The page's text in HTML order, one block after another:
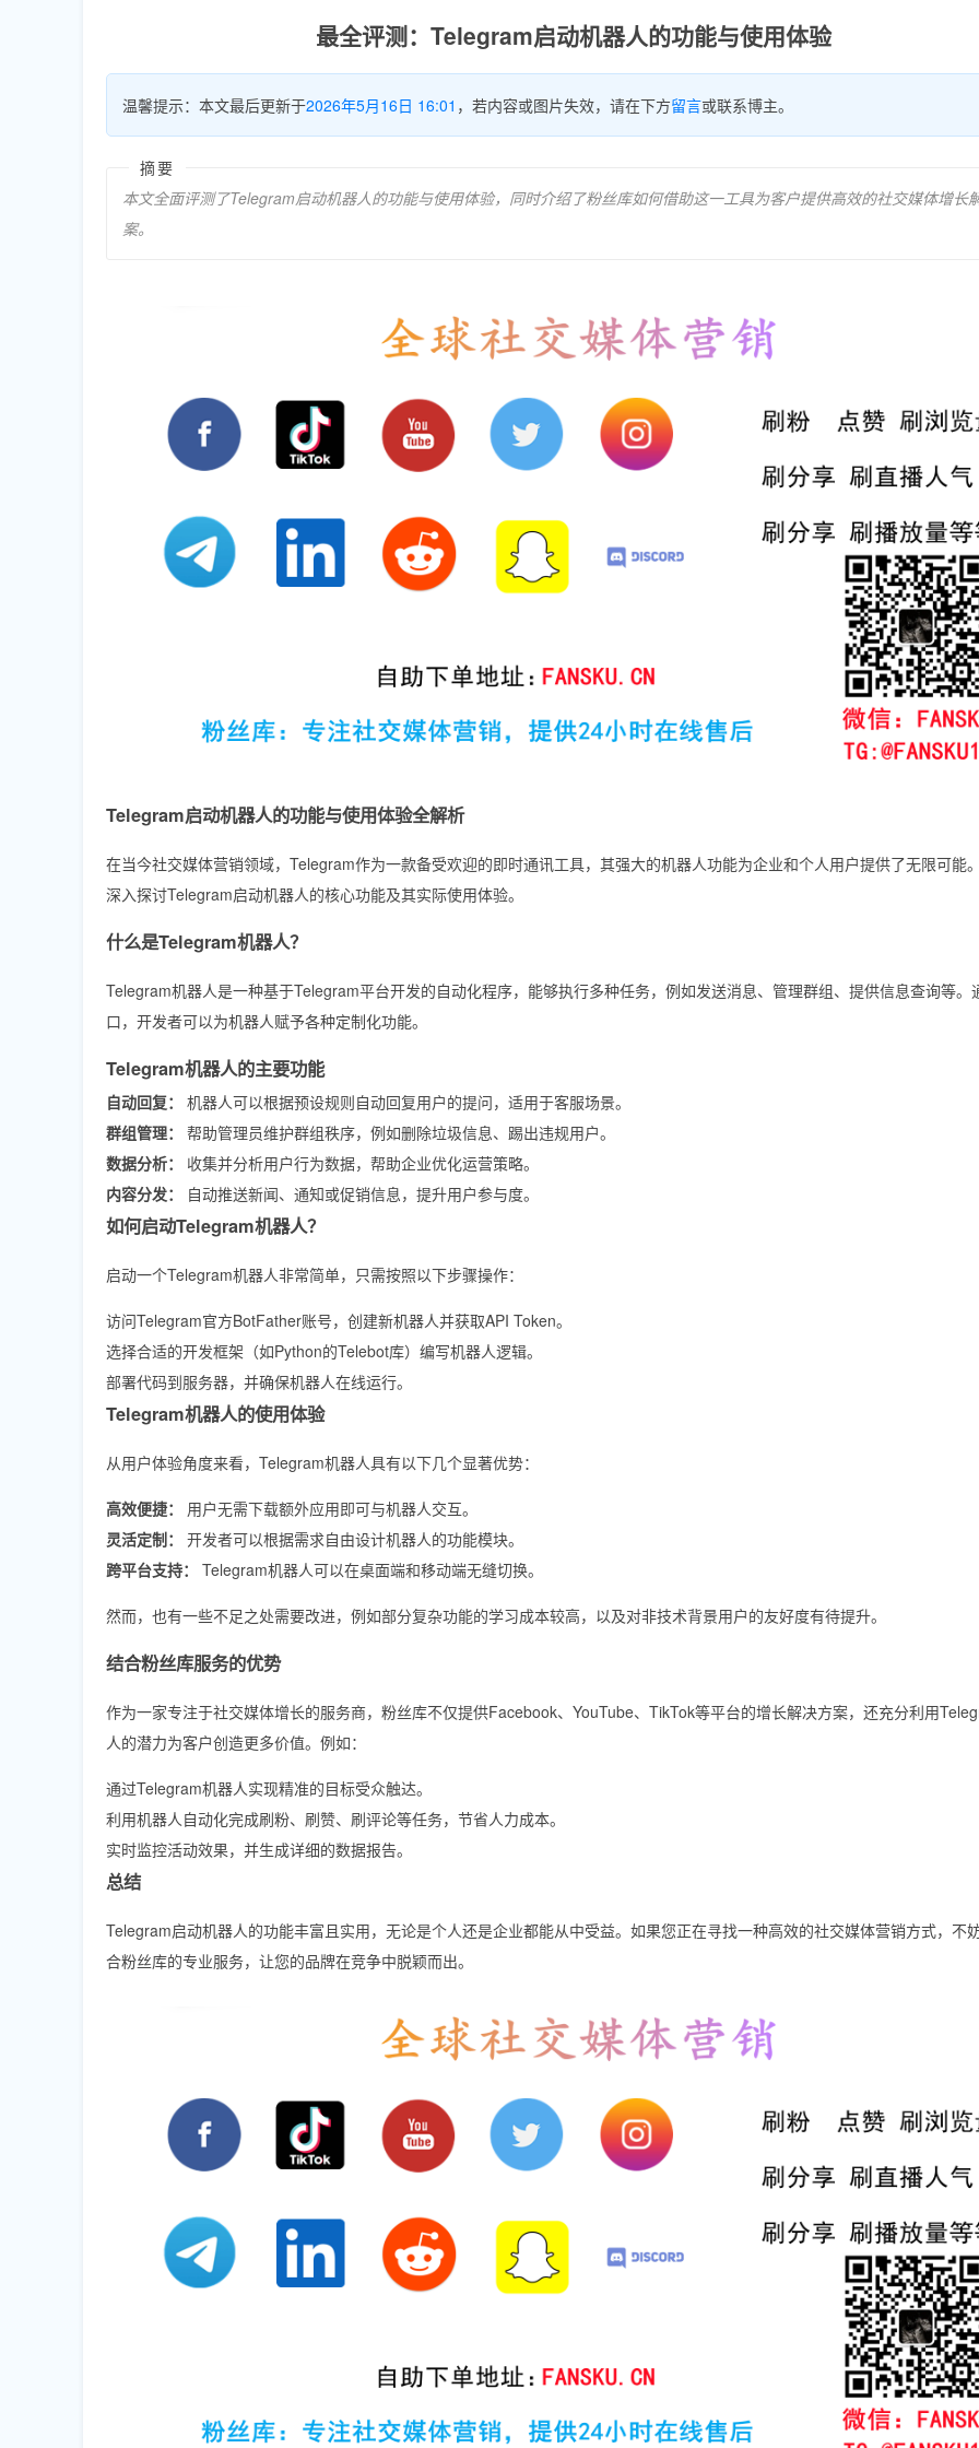
最全评测：Telegram启动机器人的功能与使用体验
温馨提示：本文最后更新于2026年5月16日 16:01 ，若内容或图片失效，请在下方留言或联系博主。
摘要
本文全面评测了Telegram启动机器人的功能与使用体验，同时介绍了粉丝库如何借助这一工具为客户提供高效的社交媒体增长
案。
Telegram启动机器人的功能与使用体验全解析
在当今社交媒体营销领域，Telegram作为一款备受欢迎的即时通讯工具，其强大的机器人功能为企业和个人用户提供了无限可能
深入探讨Telegram启动机器人的核心功能及其实际使用体验。
什么是Telegram机器人？
Telegram机器人是一种基于Telegram平台开发的自动化程序，能够执行多种任务，例如发送消息、管理群组、提供信息查询等。
口，开发者可以为机器人赋予各种定制化功能。
Telegram机器人的主要功能
自动回复：
机器人可以根据预设规则自动回复用户的提问，适用于客服场景。
群组管理：
帮助管理员维护群组秩序，例如删除垃圾信息、踢出违规用户。
数据分析：
收集并分析用户行为数据，帮助企业优化运营策略。
内容分发：
自动推送新闻、通知或促销信息，提升用户参与度。
如何启动Telegram机器人？
启动一个Telegram机器人非常简单，只需按照以下步骤操作：
访问Telegram官方BotFather账号，创建新机器人并获取API Token。
选择合适的开发框架（如Python的Telebot库）编写机器人逻辑。
部署代码到服务器，并确保机器人在线运行。
Telegram机器人的使用体验
从用户体验角度来看，Telegram机器人具有以下几个显著优势：
高效便捷：
用户无需下载额外应用即可与机器人交互。
灵活定制：
开发者可以根据需求自由设计机器人的功能模块。
跨平台支持：
Telegram机器人可以在桌面端和移动端无缝切换。
然而，也有一些不足之处需要改进，例如部分复杂功能的学习成本较高，以及对非技术背景用户的友好度有待提升。
结合粉丝库服务的优势
作为一家专注于社交媒体增长的服务商，粉丝库不仅提供Facebook、YouTube、TikTok等平台的增长解决方案，还充分利用
人的潜力为客户创造更多价值。例如：
通过Telegram机器人实现精准的目标受众触达。
利用机器人自动化完成刷粉、刷赞、刷评论等任务，节省人力成本。
实时监控活动效果，并生成详细的数据报告。
总结
Telegram启动机器人的功能丰富且实用，无论是个人还是企业都能从中受益。如果您正在寻找一种高效的社交媒体营销方式，不
合粉丝库的专业服务，让您的品牌在竞争中脱颖而出。